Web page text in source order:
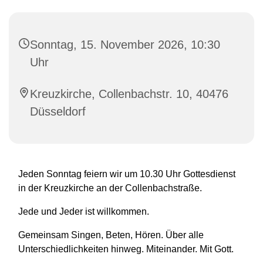
Sonntag, 15. November 2026, 10:30
Uhr
Kreuzkirche, Collenbachstr. 10, 40476
Düsseldorf
Jeden Sonntag feiern wir um 10.30 Uhr Gottesdienst
in der Kreuzkirche an der Collenbachstraße.
Jede und Jeder ist willkommen.
Gemeinsam Singen, Beten, Hören. Über alle
Unterschiedlichkeiten hinweg. Miteinander. Mit Gott.